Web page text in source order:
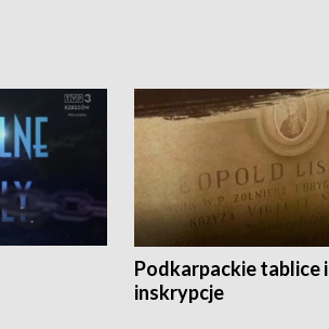
Podkarpackie tablice i
inskrypcje